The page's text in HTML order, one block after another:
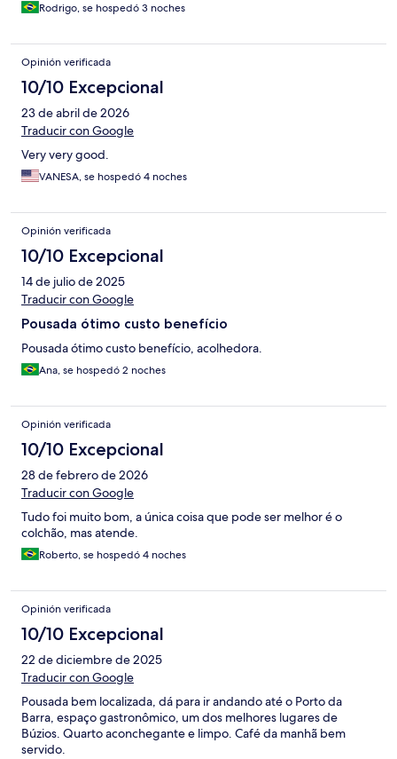
Rodrigo, se hospedó 3 noches
Opinión verificada
10/10 Excepcional
23 de abril de 2026
Traducir con Google
Very very good.
VANESA, se hospedó 4 noches
Opinión verificada
10/10 Excepcional
14 de julio de 2025
Traducir con Google
Pousada ótimo custo benefício
Pousada ótimo custo benefício, acolhedora.
Ana, se hospedó 2 noches
Opinión verificada
10/10 Excepcional
28 de febrero de 2026
Traducir con Google
Tudo foi muito bom, a única coisa que pode ser melhor é o
colchão, mas atende.
Roberto, se hospedó 4 noches
Opinión verificada
10/10 Excepcional
22 de diciembre de 2025
Traducir con Google
Pousada bem localizada, dá para ir andando até o Porto da
Barra, espaço gastronômico, um dos melhores lugares de
Búzios. Quarto aconchegante e limpo. Café da manhã bem
servido.